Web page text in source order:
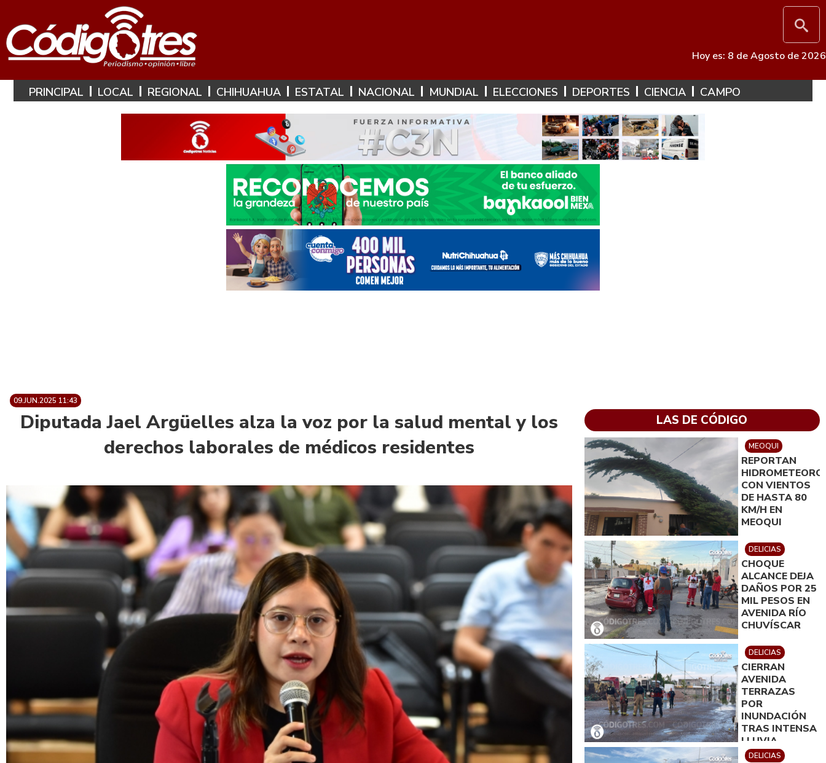
Hoy es: 8 de Agosto de 2026
PRINCIPAL LOCAL REGIONAL CHIHUAHUA ESTATAL NACIONAL MUNDIAL ELECCIONES DEPORTES CIENCIA CAMPO
09.JUN.2025 11:43
Diputada Jael Argüelles alza la voz por la salud mental y los
derechos laborales de médicos residentes
LAS DE CÓDIGO
MEOQUI
REPORTAN
HIDROMETEORO
CON VIENTOS
DE HASTA 80
KM/H EN
MEOQUI
DELICIAS
CHOQUE
ALCANCE DEJA
DAÑOS POR 25
MIL PESOS EN
AVENIDA RÍO
CHUVÍSCAR
DELICIAS
CIERRAN
AVENIDA
TERRAZAS
POR
INUNDACIÓN
TRAS INTENSA
LLUVIA
DELICIAS